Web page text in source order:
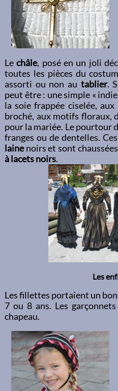
Lechâle, posé en un joli
toutes les pièces du
assorti ou non au tablier.
peut être : une simple «
la soie frappée ciselée,
broché, aux motifs floraux,
pour la mariée. Le pourtour
franges ou de dentelles.
lainenoirs et sont
à lacets noirs.
Les
Les fillettes portaient un
7 ou 8 ans. Les
chapeau.